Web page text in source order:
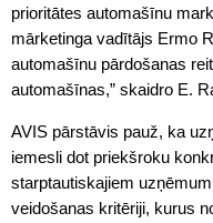
prioritātes automašīnu
mārketinga vadītājs Ermo
automašīnu pārdošanas
automašīnas,” skaidro E.
AVIS pārstāvis pauž, ka
iemesli dot priekšroku
starptautiskajiem
veidošanas kritēriji, kurus